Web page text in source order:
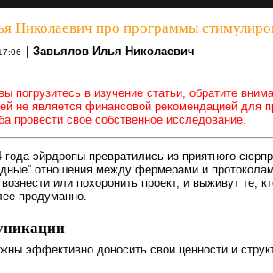
Николаевич про программы
Завьялов Илья Николаевич
погрузитесь в изучение статьи, обратите
не является финансовой рекомендацией для
провести свое собственное исследование.
эйрдропы превратились из приятного
отношения между фермерами и
или похоронить проект, и выживут те,
продуманно.
эффективно доносить свои ценности и